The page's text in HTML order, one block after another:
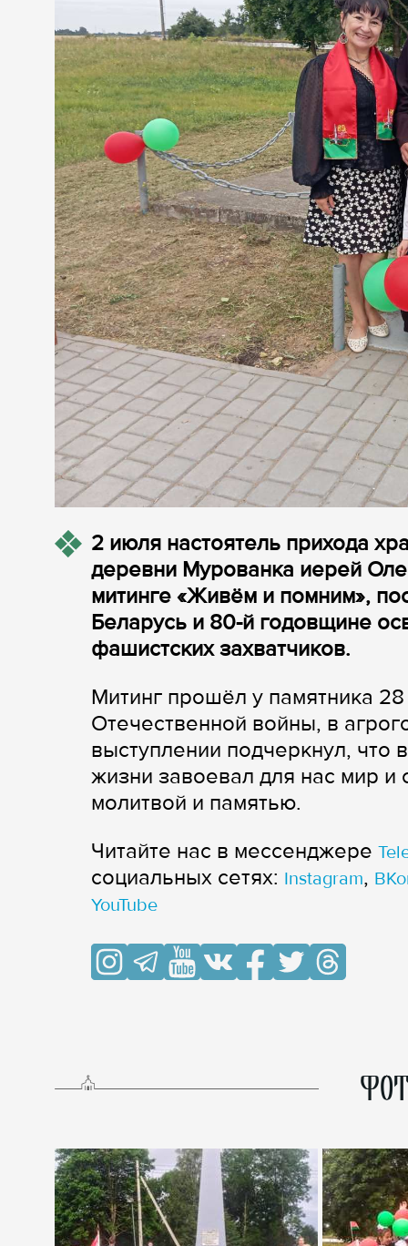
2 июля настоятель прихода
деревни Мурованка иерей
митинге «Живём и помним»,
Беларусь и 80-й годовщине
фашистских захватчиков.
Митинг прошёл у памятника
Отечественной войны, в
выступлении подчеркнул, что
жизни завоевал для нас мир
молитвой и памятью.
Читайте нас в мессенджере
cоциальных сетях: Instagram,
YouTube